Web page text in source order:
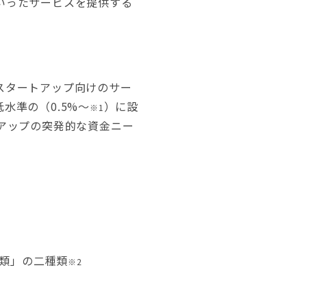
ートアップ向けのサー
水準の（0.5%〜※1 ）に設
ップの突発的な資金ニー
」の二種類※2